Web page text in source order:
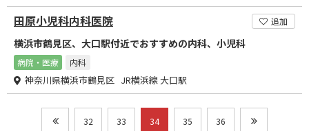
田原小児科内科医院 追加
横浜市鶴見区、大口駅付近でおすすめの内科、小児科
病院・医療 内科
神奈川県横浜市鶴見区 JR横浜線 大口駅
32 33 34 35 36